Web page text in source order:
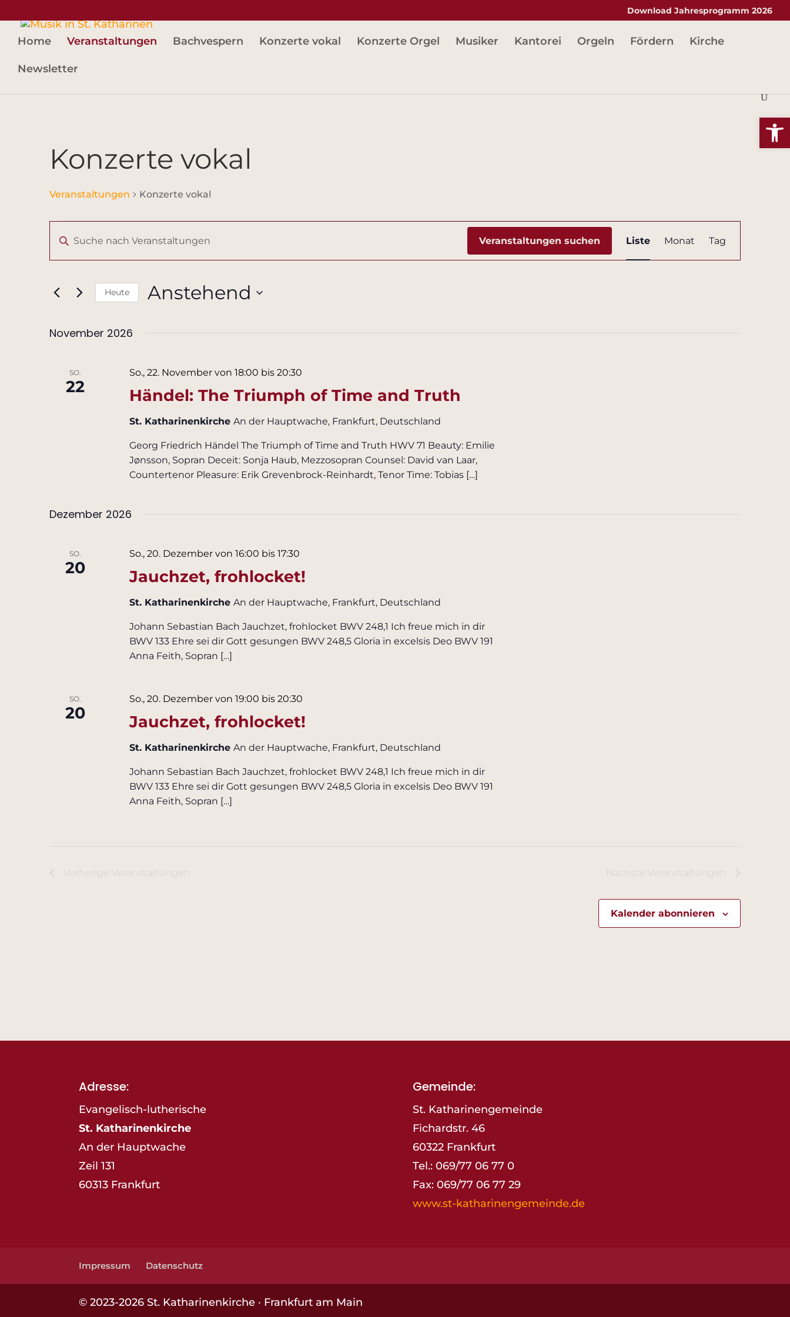
Download Jahresprogramm 2026
Home Veranstaltungen Bachvespern Konzerte vokal Konzerte Orgel Musiker Kantorei Orgeln Fördern Kirche
Newsletter
Konzerte vokal
Veranstaltungen Konzerte vokal
Suche
Ansichten,
Navigation
Bitte
Suche
Veranstaltungen
Veranstaltungen suchen
Ansichten-
Navigation
Liste Monat Tag
Heute Anstehend
wählen.
November 2026
SO.
22 Händel: The Triumph of Time and Truth
So., 22. November von 18:00 bis 20:30
St. Katharinenkirche An der Hauptwache, Frankfurt, Deutschland
Georg Friedrich Händel The Triumph of Time and Truth HWV 71 Beauty: Emilie
Jønsson, Sopran Deceit: Sonja Haub, Mezzosopran Counsel: David van Laar,
Countertenor Pleasure: Erik Grevenbrock-Reinhardt, Tenor Time: Tobias […]
Dezember 2026
SO.
20 Jauchzet, frohlocket!
So., 20. Dezember von 16:00 bis 17:30
St. Katharinenkirche An der Hauptwache, Frankfurt, Deutschland
Johann Sebastian Bach Jauchzet, frohlocket BWV 248,1 Ich freue mich in dir
BWV 133 Ehre sei dir Gott gesungen BWV 248,5 Gloria in excelsis Deo BWV 191
Anna Feith, Sopran […]
SO.
20 Jauchzet, frohlocket!
So., 20. Dezember von 19:00 bis 20:30
St. Katharinenkirche An der Hauptwache, Frankfurt, Deutschland
Johann Sebastian Bach Jauchzet, frohlocket BWV 248,1 Ich freue mich in dir
BWV 133 Ehre sei dir Gott gesungen BWV 248,5 Gloria in excelsis Deo BWV 191
Anna Feith, Sopran […]
Vorherige Veranstaltungen Nächste Veranstaltungen
Kalender abonnieren
Adresse:
Evangelisch-lutherische
St. Katharinenkirche
An der Hauptwache
Zeil 131
60313 Frankfurt
Gemeinde:
St. Katharinengemeinde
Fichardstr. 46
60322 Frankfurt
Tel.: 069/77 06 77 0
Fax: 069/77 06 77 29
www.st-katharinengemeinde.de
Impressum Datenschutz
© 2023-2026 St. Katharinenkirche · Frankfurt am Main